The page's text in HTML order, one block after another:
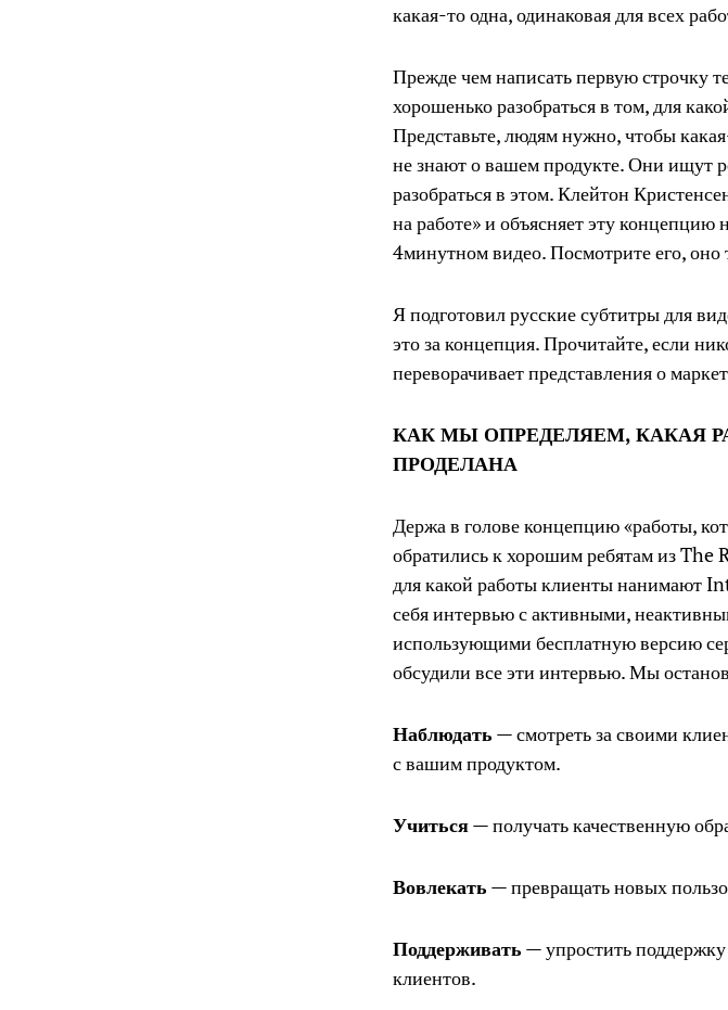
какая-то одна, одинаковая для всех
Прежде чем написать первую строчку
хорошенько разобраться в том, для
Представьте, людям нужно, чтобы
не знают о вашем продукте. Они
разобраться в этом. Клейтон
на работе» и объясняет эту
4минутном видео. Посмотрите его, оно
Я подготовил русские субтитры для
это за концепция. Прочитайте, если
переворачивает представления о
КАК МЫ ОПРЕДЕЛЯЕМ, КАКАЯ
ПРОДЕЛАНА
Держа в голове концепцию «работы,
обратились к хорошим ребятам из The
для какой работы клиенты нанимают
себя интервью с активными,
использующими бесплатную версию
обсудили все эти интервью. Мы
Наблюдать — смотреть за своими
с вашим продуктом.
Учиться— получать качественную
Вовлекать — превращать новых
Поддерживать — упростить
клиентов.